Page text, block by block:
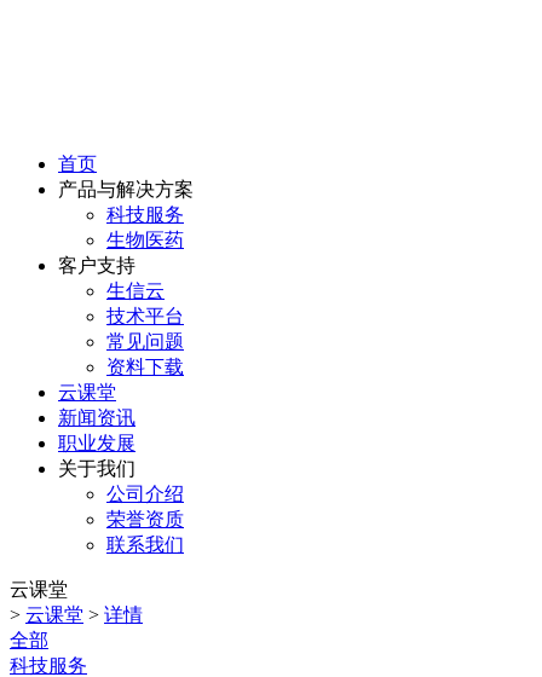
首页
产品与解决方案
科技服务
生物医药
客户支持
生信云
技术平台
常见问题
资料下载
云课堂
新闻资讯
职业发展
关于我们
公司介绍
荣誉资质
联系我们
云课堂
> 云课堂 > 详情
全部
科技服务